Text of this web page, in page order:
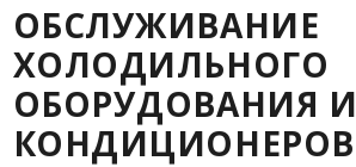
ОБСЛУЖИВАНИЕ
ХОЛОДИЛЬНОГО
ОБОРУДОВАНИЯ И
КОНДИЦИОНЕРОВ